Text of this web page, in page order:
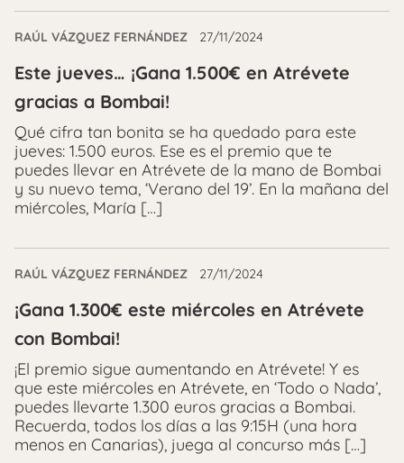
RAÚL VÁZQUEZ FERNÁNDEZ 27/11/2024
Este jueves… ¡Gana 1.500€ en Atrévete
gracias a Bombai!
Qué cifra tan bonita se ha quedado para este
jueves: 1.500 euros. Ese es el premio que te
puedes llevar en Atrévete de la mano de Bombai
y su nuevo tema, ‘Verano del 19’. En la mañana del
miércoles, María […]
RAÚL VÁZQUEZ FERNÁNDEZ 27/11/2024
¡Gana 1.300€ este miércoles en Atrévete
con Bombai!
¡El premio sigue aumentando en Atrévete! Y es
que este miércoles en Atrévete, en ‘Todo o Nada’,
puedes llevarte 1.300 euros gracias a Bombai.
Recuerda, todos los días a las 9:15H (una hora
menos en Canarias), juega al concurso más […]